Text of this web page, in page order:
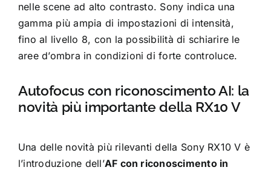
nelle scene ad alto contrasto. Sony indica una
gamma più ampia di impostazioni di intensità,
fino al livello 8, con la possibilità di schiarire le
aree d’ombra in condizioni di forte controluce.
Autofocus con riconoscimento AI: la
novità più importante della RX10 V
Una delle novità più rilevanti della Sony RX10 V è
l’introduzione dell’AF con riconoscimento in